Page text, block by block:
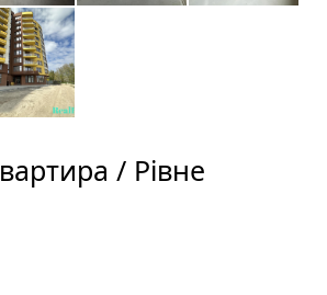
/ Рівне